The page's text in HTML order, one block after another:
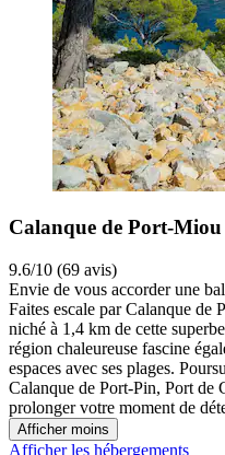
Calanque de Port-Miou
9.6/10 (69 avis)
Envie de vous accorder une
Faites escale par Calanque de
niché à 1,4 km de cette
région chaleureuse fascine
espaces avec ses plages.
Calanque de Port-Pin, Port de
prolonger votre moment de
Afficher moins
Afficher les hébergements